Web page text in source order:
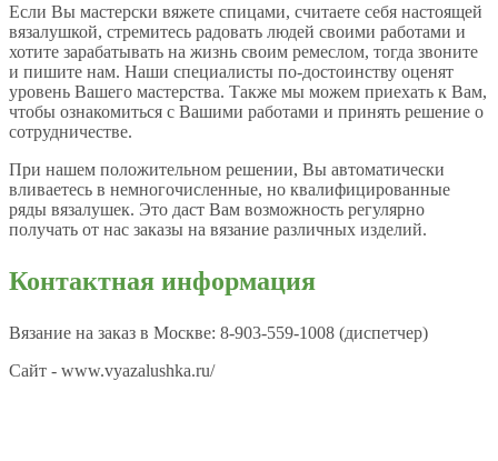
Если Вы мастерски вяжете спицами, считаете себя настоящей
вязалушкой, стремитесь радовать людей своими работами и
хотите зарабатывать на жизнь своим ремеслом, тогда звоните
и пишите нам. Наши специалисты по-достоинству оценят
уровень Вашего мастерства. Также мы можем приехать к Вам,
чтобы ознакомиться с Вашими работами и принять решение о
сотрудничестве.
При нашем положительном решении, Вы автоматически
вливаетесь в немногочисленные, но квалифицированные
ряды вязалушек. Это даст Вам возможность регулярно
получать от нас заказы на вязание различных изделий.
Контактная информация
Вязание на заказ в Москве: 8-903-559-1008 (диспетчер)
Сайт - www.vyazalushka.ru/